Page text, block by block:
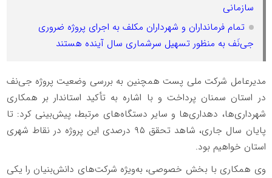
سازمانی
تمام فرمانداران و شهرداران مکلف به اجرای پروژه ضروری
جی‌نَف به منظور تسهیل سرشماری سال آینده هستند
مدیرعامل شرکت ملی پست همچنین به بررسی وضعیت پروژه جی‌نف
در استان سمنان پرداخت و با اشاره به تأکید استاندار بر همکاری
شهرداری‌ها، دهداری‌ها و سایر دستگاه‌های مرتبط، پیش‌بینی کرد: تا
پایان سال جاری، شاهد تحقق ۹۵ درصدی این پروژه در نقاط شهری
استان خواهیم بود.
وی همکاری با بخش خصوصی، به‌ویژه شرکت‌های دانش‌بنیان را یکی